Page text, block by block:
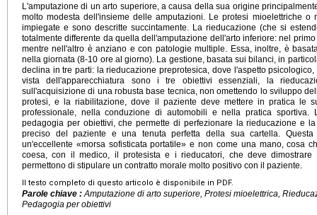
L'amputazione di un arto superiore, a causa della sua origine
molto modesta dell'insieme delle amputazioni. Le protesi mioelettriche o
impiegate e sono descritte succintamente. La rieducazione (che si
totalmente differente da quella dell'amputazione dell'arto inferiore: nel
mentre nell'altro è anziano e con patologie multiple. Essa, inoltre, è
nella giornata (8-10 ore al giorno). La gestione, basata sui bilanci, in
declina in tre parti: la rieducazione preprotesica, dove l'aspetto
vista dell'apparecchiatura sono i tre obiettivi essenziali, la
sull'acquisizione di una robusta base tecnica, non omettendo lo sviluppo
protesi, e la riabilitazione, dove il paziente deve mettere in pratica le
professionale, nella conduzione di automobili e nella pratica
pedagogia per obiettivi, che permette di perfezionare la rieducazione e
preciso del paziente e una tenuta perfetta della sua cartella.
un'eccellente «morsa sofisticata portatile» e non come una mano, cosa
coesa, con il medico, il protesista e i rieducatori, che deve dimostrare
permettono di stipulare un contratto morale molto positivo con il paziente.
Il testo completo di questo articolo è disponibile in PDF.
Parole chiave : Amputazione di arto superiore, Protesi mioelettrica,
Pedagogia per obiettivi